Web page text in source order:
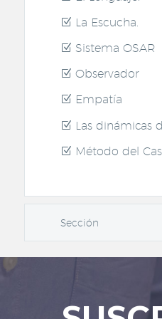
La Escucha.
Sistema OSAR
Observador
Empatía
Las dinámicas
Método del
Sección